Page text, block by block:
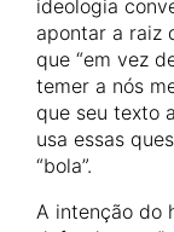
ideologia
apontar a raiz
que “em vez
temer a nós
que seu texto
usa essas
“bola”.
A intenção do